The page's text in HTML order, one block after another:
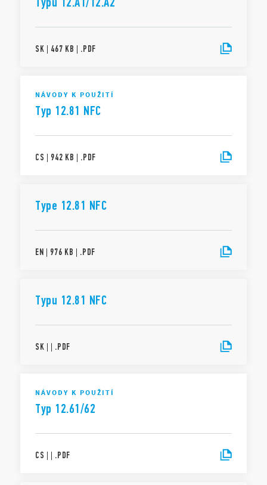
SK | 467 KB | .PDF
NÁVODY K POUŽITÍ
Typ 12.81 NFC
CS | 942 KB | .PDF
Type 12.81 NFC
EN | 976 KB | .PDF
Typu 12.81 NFC
SK | | .PDF
NÁVODY K POUŽITÍ
Typ 12.61/62
CS | | .PDF